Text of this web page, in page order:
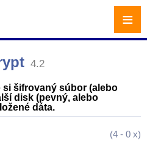
4.2
šifrovaný súbor (alebo
disk (pevný, alebo
dáta.
(4 - 0 x)
≡